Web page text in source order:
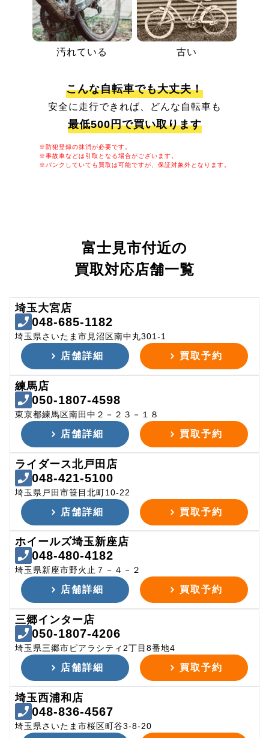
汚れている 古い
こんな自転車でも大丈夫！
安全に走行できれば、どんな自転車も
最低500円で買い取ります
※防犯登録の抹消が必要です。
※事故車などは引取となる場合がございます。
※パンクしていても買取は可能ですが、保証対象外となります。
富士見市付近の
買取対応店舗一覧
埼玉大宮店
048-685-1182
埼玉県さいたま市見沼区南中丸301-1
店舗詳細 買取予約
練馬店
050-1807-4598
東京都練馬区南田中２－２３－１８
店舗詳細 買取予約
ライダース北戸田店
048-421-5100
埼玉県戸田市笹目北町10-22
店舗詳細 買取予約
ホイールズ埼玉新座店
048-480-4182
埼玉県新座市野火止７－４－２
店舗詳細 買取予約
三郷インター店
050-1807-4206
埼玉県三郷市ピアラシティ2丁目8番地4
店舗詳細 買取予約
埼玉西浦和店
048-836-4567
埼玉県さいたま市桜区町谷3-8-20